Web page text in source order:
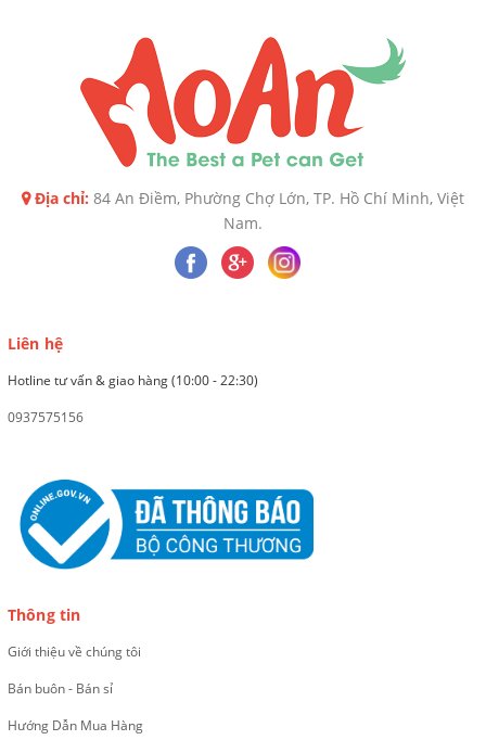
Địa chỉ: 84 An Điềm, Phường Chợ Lớn, TP. Hồ Chí Minh, Việt
Nam.
Liên hệ
Hotline tư vấn & giao hàng (10:00 - 22:30)
0937575156
Thông tin
Giới thiệu về chúng tôi
Bán buôn - Bán sỉ
Hướng Dẫn Mua Hàng